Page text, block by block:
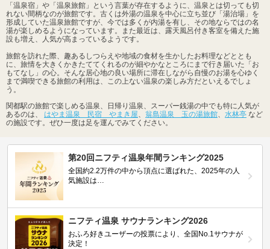
「温泉宿」や「温泉旅館」という言葉が存在するように、温泉とは切っても切
れない間柄なのが旅館です。古くは外湯の温泉を中心に立ち並び「湯治場」を
形成していた温泉旅館ですが、今では多くが内湯を有し、その地ならではの名
湯が楽しめるようになっています。また最近は、露天風呂付き客室を備えた施
設も増え、人気が高まっているようです。
旅館を訪れた際、趣あるしつらえや地域の食材を生かしたお料理などととも
に、旅情を大きくかきたててくれるのが細やかなところにまで行き届いた「お
もてなし」の心。そんな居心地の良い場所に滞在しながら自慢のお湯を心ゆく
まで満喫できる旅館の利用は、この上ない温泉の楽しみ方だといえるでしょ
う。
関都駅の旅館で楽しめる温泉、日帰り温泉、スーパー銭湯の中でも特に人気が
あるのは、 はやま温泉 民宿 やまき屋 翁島温泉 玉の湯旅館 水林亭 など
の施設です。ぜひ一度は足を運んでみてください。
第20回ニフティ温泉年間ランキング2025
全国約2.2万件の中から頂点に選ばれた、2025年の人
気施設は…
ニフティ温泉 サウナランキング2026
おふろ好きユーザーの投票により、全国No.1サウナが
決定！